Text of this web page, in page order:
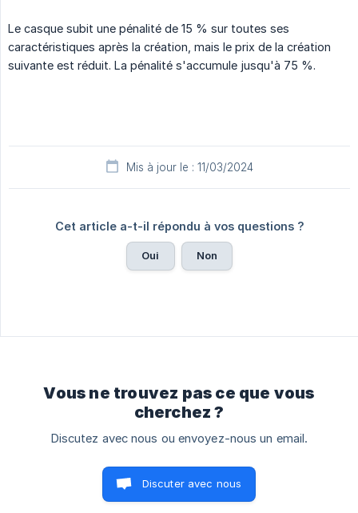
Le casque subit une pénalité de 15 % sur toutes ses
caractéristiques après la création, mais le prix de la création
suivante est réduit. La pénalité s'accumule jusqu'à 75 %.
Mis à jour le : 11/03/2024
Cet article a-t-il répondu à vos questions ?
Oui Non
Vous ne trouvez pas ce que vous
cherchez ?
Discutez avec nous ou envoyez-nous un email.
Discuter avec nous